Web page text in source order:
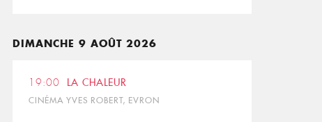
DIMANCHE 9 AOÛT 2026
19:00 LA CHALEUR
CINÉMA YVES ROBERT, EVRON